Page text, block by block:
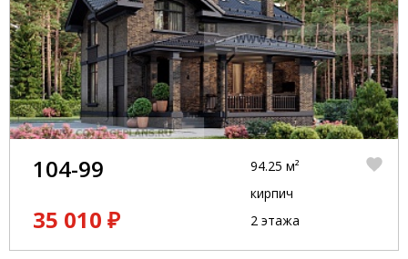
104-99
35 010 ₽
94.25 м²
кирпич
2 этажа